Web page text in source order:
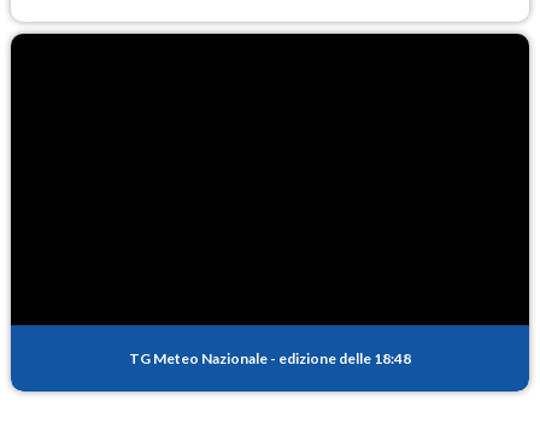
TG Meteo Nazionale - edizione delle 18:48